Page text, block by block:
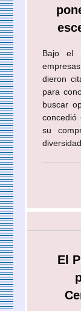
Bajo el
dieron
para
buscar
concedió
su
El